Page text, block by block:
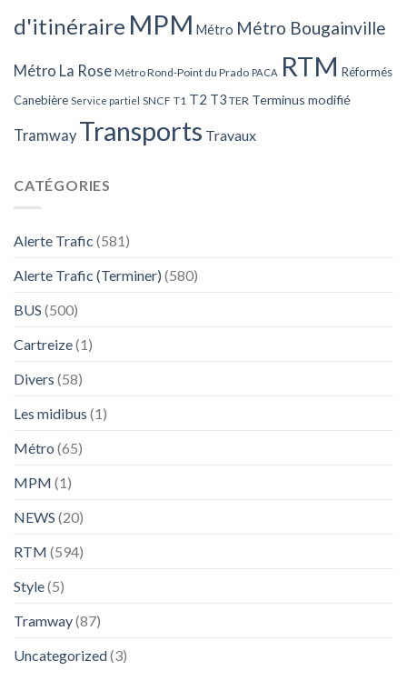
d'itinéraire MPM Métro Métro Bougainville
Métro La Rose Métro Rond-Point du Prado PACA RTM Réformés
Canebière Service partiel SNCF T1 T2 T3 TER Terminus modifié
Tramway Transports Travaux
CATÉGORIES
Alerte Trafic (581)
Alerte Trafic (Terminer) (580)
BUS (500)
Cartreize(1)
Divers (58)
Les midibus (1)
Métro (65)
MPM (1)
NEWS (20)
RTM (594)
Style(5)
Tramway(87)
Uncategorized(3)